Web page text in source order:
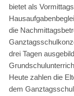
bietet als
die
drei Tagen
Heute zahlen die
dem